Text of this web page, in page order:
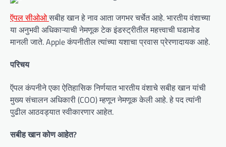
ऍपल सीओओसबीह खान हे नाव आता जगभर चर्चेत आहे. भारतीय वंशाच्या
या अनुभवी अधिकाऱ्याची नेमणूक टेक इंडस्ट्रीतील महत्त्वाची घडामोड
मानली जाते. Apple कंपनीतील त्यांच्या यशाचा प्रवास प्रेरणादायक आहे.
परिचय
ऍपल कंपनीने एका ऐतिहासिक निर्णयात भारतीय वंशाचे सबीह खान यांची
मुख्य संचालन अधिकारी (COO) म्हणून नेमणूक केली आहे. हे पद त्यांनी
पुढील आठवड्यात स्वीकारणार आहेत.
सबीह खान कोण आहेत?